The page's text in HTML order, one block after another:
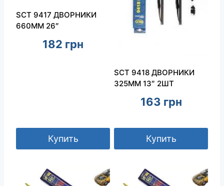
SCT 9417 ДВОРНИКИ
660ММ 26″
182 грн
Купить
SCT 9418 ДВОРНИКИ
325ММ 13″ 2ШТ
163 грн
Купить